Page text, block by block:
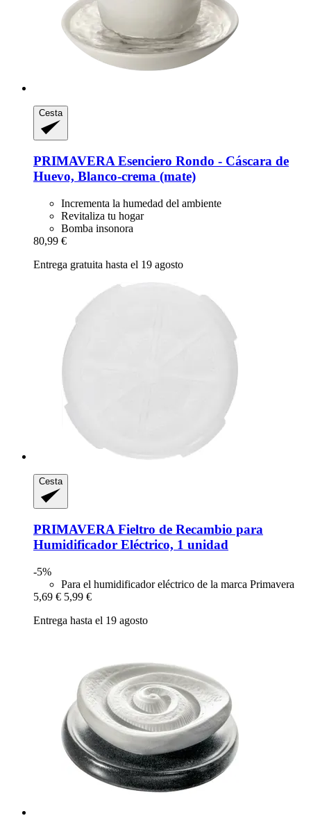
Cesta
PRIMAVERA Esenciero Rondo -​ Cáscara de
Huevo, Blanco-​crema (mate)
Incrementa la humedad del ambiente
Revitaliza tu hogar
Bomba insonora
80,99 €
Entrega gratuita hasta el 19 agosto
Cesta
PRIMAVERA Fieltro de Recambio para
Humidificador Eléctrico, 1 unidad
-5%
Para el humidificador eléctrico de la marca Primavera
5,69 € 5,99 €
Entrega hasta el 19 agosto